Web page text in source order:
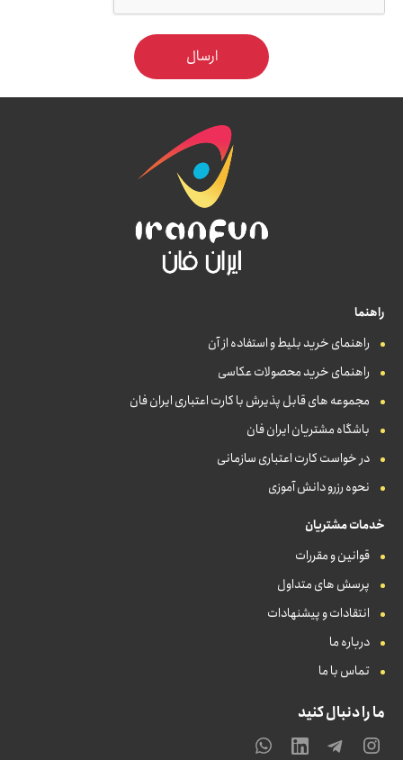
ارسال
راهنما
راهنمای خرید بلیط و استفاده از آن
راهنمای خرید محصولات عکاسی
مجموعه های قابل پذیرش با کارت اعتباری ایران فان
باشگاه مشتریان ایران فان
در خواست کارت اعتباری سازمانی
نحوه رزرو دانش آموزی
خدمات مشتریان
قوانین و مقررات
پرسش های متداول
انتقادات و پیشنهادات
درباره ما
تماس با ما
ما را دنبال کنید